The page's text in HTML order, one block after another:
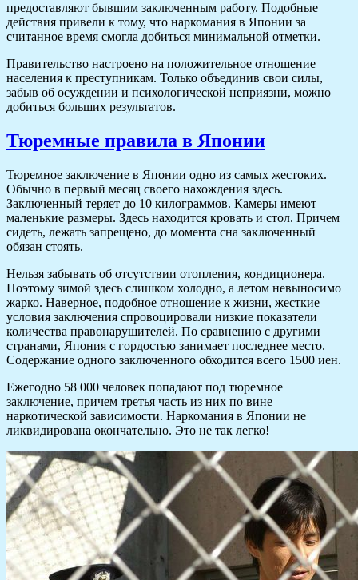
предоставляют бывшим заключенным работу. Подобные
действия привели к тому, что наркомания в Японии за
считанное время смогла добиться минимальной отметки.
Правительство настроено на положительное отношение
населения к преступникам. Только объединив свои силы,
забыв об осуждении и психологической неприязни, можно
добиться больших результатов.
Тюремные правила в Японии
Тюремное заключение в Японии одно из самых жестоких.
Обычно в первый месяц своего нахождения здесь.
Заключенный теряет до 10 килограммов. Камеры имеют
маленькие размеры. Здесь находится кровать и стол. Причем
сидеть, лежать запрещено, до момента сна заключенный
обязан стоять.
Нельзя забывать об отсутствии отопления, кондиционера.
Поэтому зимой здесь слишком холодно, а летом невыносимо
жарко. Наверное, подобное отношение к жизни, жесткие
условия заключения спровоцировали низкие показатели
количества правонарушителей. По сравнению с другими
странами, Япония с гордостью занимает последнее место.
Содержание одного заключенного обходится всего 1500 иен.
Ежегодно 58 000 человек попадают под тюремное
заключение, причем третья часть из них по вине
наркотической зависимости. Наркомания в Японии не
ликвидирована окончательно. Это не так легко!